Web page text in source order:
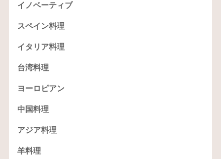
イノベーティブ
スペイン料理
イタリア料理
台湾料理
ヨーロピアン
中国料理
アジア料理
羊料理